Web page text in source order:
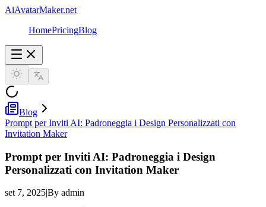
AiAvatarMaker.net
HomePricingBlog
Blog
Prompt per Inviti AI: Padroneggia i Design Personalizzati con
Invitation Maker
Prompt per Inviti AI: Padroneggia i Design
Personalizzati con Invitation Maker
set 7, 2025|By admin